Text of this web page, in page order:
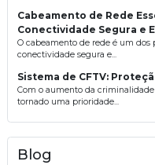
Cabeamento de Rede
Conectividade Segura e
O cabeamento de rede é um
conectividade segura e...
Sistema de CFTV:
Com o aumento da
tornado uma prioridade...
Blog